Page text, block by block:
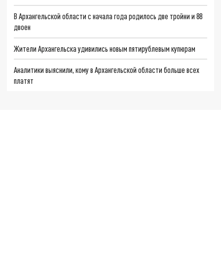
В Архангельской области с начала года родилось две тройни и 88
двоен
Жители Архангельска удивились новым пятирублевым купюрам
Аналитики выяснили, кому в Архангельской области больше всех
платят